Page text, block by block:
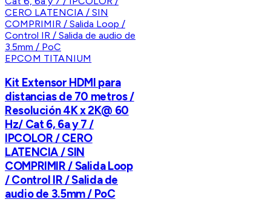
EPCOM TITANIUM
Kit Extensor HDMI para
distancias de 70 metros /
Resolución 4K x 2K@ 60
Hz/ Cat 6, 6a y 7 /
IPCOLOR / CERO
LATENCIA / SIN
COMPRIMIR / Salida Loop
/ Control IR / Salida de
audio de 3.5mm / PoC